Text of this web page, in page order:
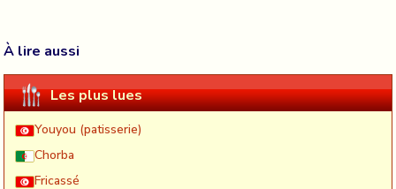
À lire aussi
Les plus lues
Youyou (patisserie)
Chorba
Fricassé